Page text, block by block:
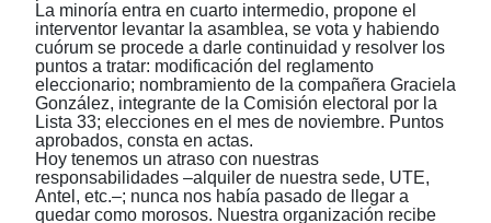
La minoría entra en cuarto intermedio, propone el
interventor levantar la asamblea, se vota y habiendo
cuórum se procede a darle continuidad y resolver los
puntos a tratar: modificación del reglamento
eleccionario; nombramiento de la compañera Graciela
González, integrante de la Comisión electoral por la
Lista 33; elecciones en el mes de noviembre. Puntos
aprobados, consta en actas.
Hoy tenemos un atraso con nuestras
responsabilidades ‒alquiler de nuestra sede, UTE,
Antel, etc.‒; nunca nos había pasado de llegar a
quedar como morosos. Nuestra organización recibe